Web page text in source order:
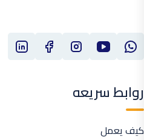
روابط سريعه
كيف يعمل